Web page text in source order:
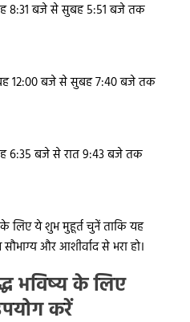
8:31 बजे से सुबह 5:51 बजे तक
12:00 बजे से सुबह 7:40 बजे तक
6:35 बजे से रात 9:43 बजे तक
लिए ये शुभ मुहूर्त चुनें ताकि यह
और आशीर्वाद से भरा हो।
भविष्य के लिए
करें